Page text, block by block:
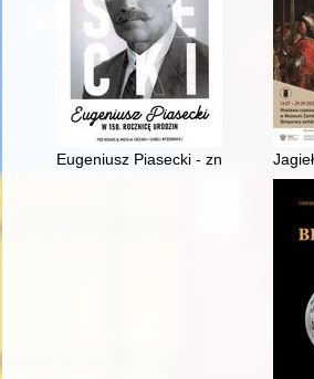
Eugeniusz Piasecki - znane i mniej